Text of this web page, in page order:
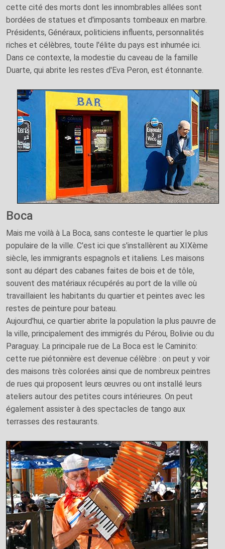
cette cité des morts dont les innombrables allées sont
bordées de statues et d'imposants tombeaux en marbre.
Présidents, Généraux, politiciens influents, personnalités
riches et célèbres, toute l'élite du pays est inhumée ici.
Dans ce contexte, la modestie du caveau de la famille
Duarte, qui abrite les restes d'Eva Peron, est étonnante.
Boca
Mais me voilà à La Boca, sans conteste le quartier le plus
populaire de la ville. C'est ici que s'installèrent au XIXème
siècle, les immigrants espagnols et italiens. Les maisons
sont au départ des cabanes faites de bois et de tôle,
souvent des matériaux récupérés au port de la ville où
travaillaient les habitants du quartier et peintes avec les
restes de peinture pour bateau.
Aujourd'hui, ce quartier abrite la population la plus pauvre de
la ville, principalement des immigrés du Pérou, Bolivie ou du
Paraguay. La principale rue de La Boca est le Caminito:
cette rue piétonnière est devenue célèbre : on peut y voir
des maisons très colorées ainsi que de nombreux peintres
de rues qui proposent leurs œuvres ou ont installé leurs
ateliers autour des petites cours intérieures. On peut
également assister à des spectacles de tango aux
terrasses des restaurants.